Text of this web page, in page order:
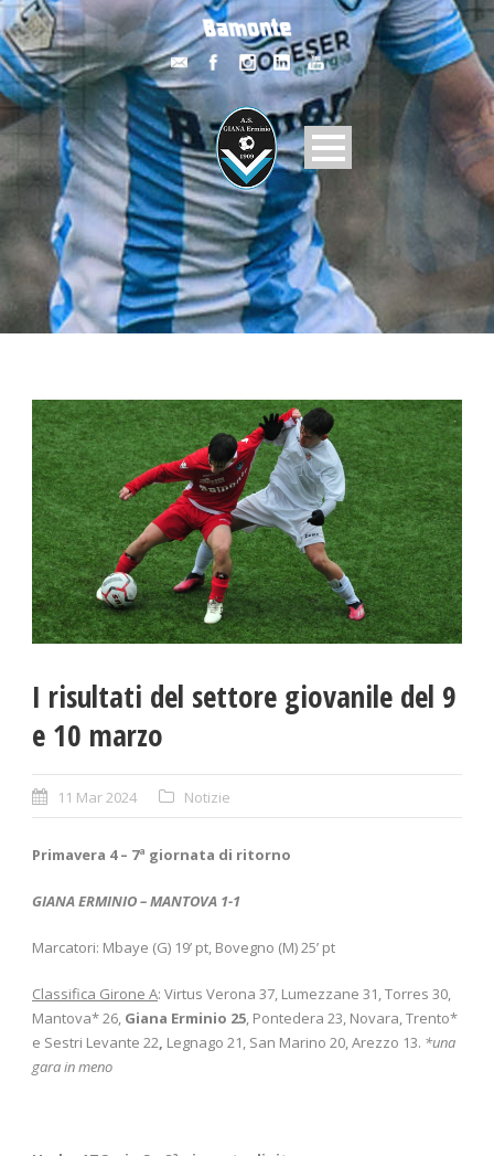
I risultati del settore giovanile del 9
e 10 marzo
11 Mar 2024 Notizie
Primavera 4 – 7ª giornata di ritorno
GIANA ERMINIO – MANTOVA 1-1
Marcatori: Mbaye (G) 19’ pt, Bovegno (M) 25’ pt
Classifica Girone A: Virtus Verona 37, Lumezzane 31, Torres 30,
Mantova* 26, Giana Erminio 25 , Pontedera 23, Novara, Trento*
e Sestri Levante 22 Legnago 21, San Marino 20, Arezzo 13. *una
gara in meno